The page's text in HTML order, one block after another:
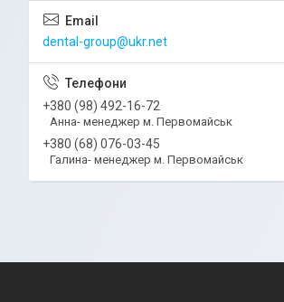
dental-group@ukr.net
+380 (98) 492-16-72
Анна- менеджер м. Первомайськ
+380 (68) 076-03-45
Галина- менеджер м. Первомайськ